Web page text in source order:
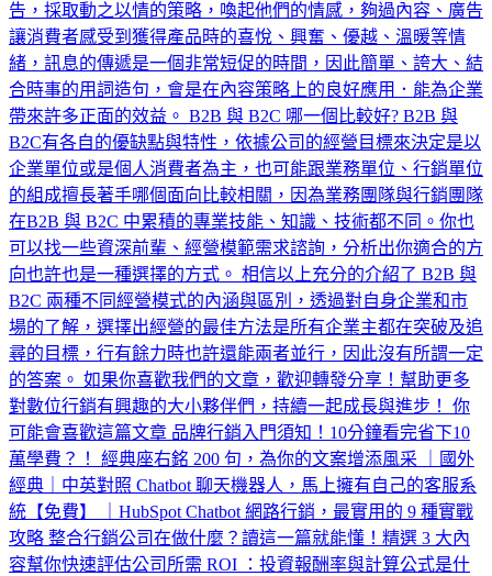
告，採取動之以情的策略，喚起他們的情感，夠過內容、廣告
讓消費者感受到獲得產品時的喜悅、興奮、優越、溫暖等情
緒，訊息的傳遞是一個非常短促的時間，因此簡單、誇大、結
合時事的用詞造句，會是在內容策略上的良好應用．能為企業
帶來許多正面的效益。 B2B 與 B2C 哪一個比較好? B2B 與
B2C有各自的優缺點與特性，依據公司的經營目標來決定是以
企業單位或是個人消費者為主，也可能跟業務單位、行銷單位
的組成擅長著手哪個面向比較相關，因為業務團隊與行銷團隊
在B2B 與 B2C 中累積的專業技能、知識、技術都不同。你也
可以找一些資深前輩、經營模範需求諮詢，分析出你適合的方
向也許也是一種選擇的方式。 相信以上充分的介紹了 B2B 與
B2C 兩種不同經營模式的內涵與區別，透過對自身企業和市
場的了解，選擇出經營的最佳方法是所有企業主都在突破及追
尋的目標，行有餘力時也許還能兩者並行，因此沒有所謂一定
的答案。 如果你喜歡我們的文章，歡迎轉發分享！幫助更多
對數位行銷有興趣的大小夥伴們，持續一起成長與進步！ 你
可能會喜歡這篇文章 品牌行銷入門須知！10分鐘看完省下10
萬學費？！ 經典座右銘 200 句，為你的文案增添風采 ｜國外
經典｜中英對照 Chatbot 聊天機器人，馬上擁有自己的客服系
統【免費】 ｜HubSpot Chatbot 網路行銷，最實用的 9 種實戰
攻略 整合行銷公司在做什麼？讀這一篇就能懂！精選 3 大內
容幫你快速評估公司所需 ROI ：投資報酬率與計算公式是什